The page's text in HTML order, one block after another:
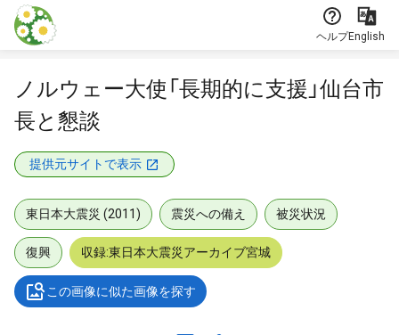
本文に飛ぶ
ヘルプEnglish
ノルウェー大使「長期的に支援」仙台市
長と懇談
提供元サイトで表示
東日本大震災 (2011) 震災への備え 被災状況
復興 収録:東日本大震災アーカイブ宮城
この画像に似た画像を探す